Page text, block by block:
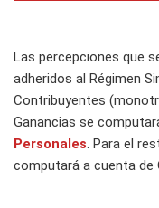
Las percepciones que
adheridos al Régimen
Contribuyentes
Ganancias se
Personales. Para el
computará a cuenta de